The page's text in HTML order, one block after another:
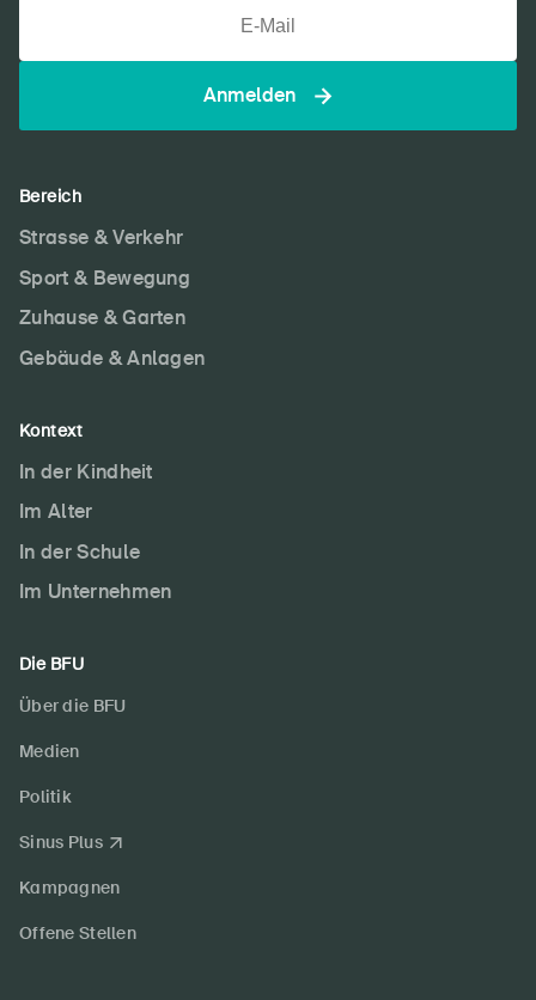
Anmelden
Bereich
Strasse & Verkehr
Sport & Bewegung
Zuhause & Garten
Gebäude & Anlagen
Kontext
In der Kindheit
Im Alter
In der Schule
Im Unternehmen
Die BFU
Über die BFU
Medien
Politik
Sinus Plus
Kampagnen
Offene Stellen